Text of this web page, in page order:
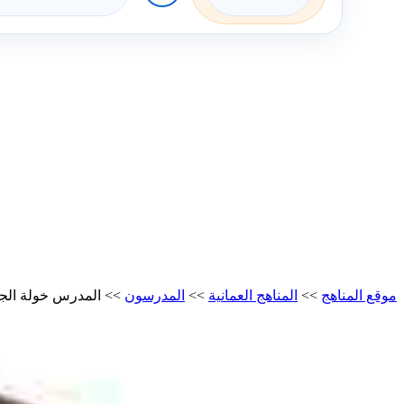
موقع المناهج >> المناهج العمانية >> المدرسون >> المدرس خولة